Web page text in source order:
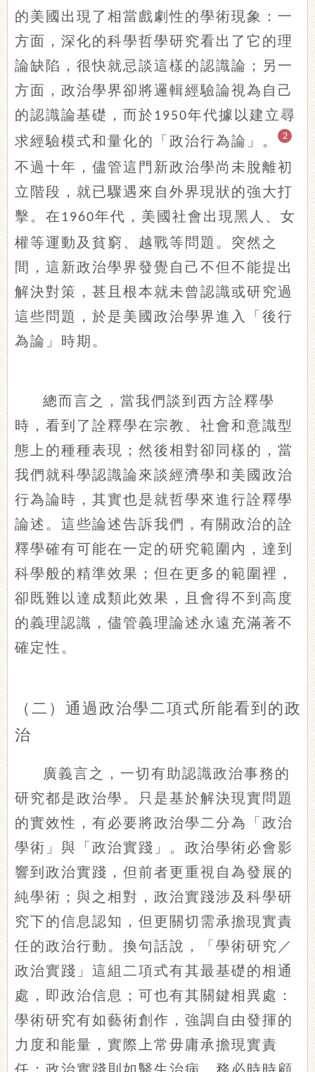
的美國出現了相當戲劇性的學術現象：一
方面，深化的科學哲學研究看出了它的理
論缺陷，很快就忌談這樣的認識論；另一
方面，政治學界卻將邏輯經驗論視為自己
的認識論基礎，而於 1950年代據以建立尋
求經驗模式和量化的「政治行為論」。
2
不過十年，儘管這門新政治學尚未脫離初
立階段，就已驟遇來自外界現狀的強大打
擊。在 1960年代，美國社會出現黑人、女
權等運動及貧窮、越戰等問題。突然之
間，這新政治學界發覺自己不但不能提出
解決對策，甚且根本就未曾認識或研究過
這些問題，於是美國政治學界進入「後行
為論」時期。
總而言之，當我們談到西方詮釋學
時，看到了詮釋學在宗教、社會和意識型
態上的種種表現；然後相對卻同樣的，當
我們就科學認識論來談經濟學和美國政治
行為論時，其實也是就哲學來進行詮釋學
論述。這些論述告訴我們，有關政治的詮
釋學確有可能在一定的研究範圍內，達到
科學般的精準效果；但在更多的範圍裡，
卻既難以達成類此效果，且會得不到高度
的義理認識，儘管義理論述永遠充滿著不
確定性。
（二）通過政治學二項式所能看到的政
治
廣義言之，一切有助認識政治事務的
研究都是政治學。只是基於解決現實問題
的實效性，有必要將政治學二分為「政治
學術」與「政治實踐」。政治學術必會影
響到政治實踐，但前者更重視自為發展的
純學術；與之相對，政治實踐涉及科學研
究下的信息認知，但更關切需承擔現實責
任的政治行動。換句話說，「學術研究／
政治實踐」這組二項式有其最基礎的相通
處，即政治信息；可也有其關鍵相異處：
學術研究有如藝術創作，強調自由發揮的
力度和能量，實際上常毋庸承擔現實責